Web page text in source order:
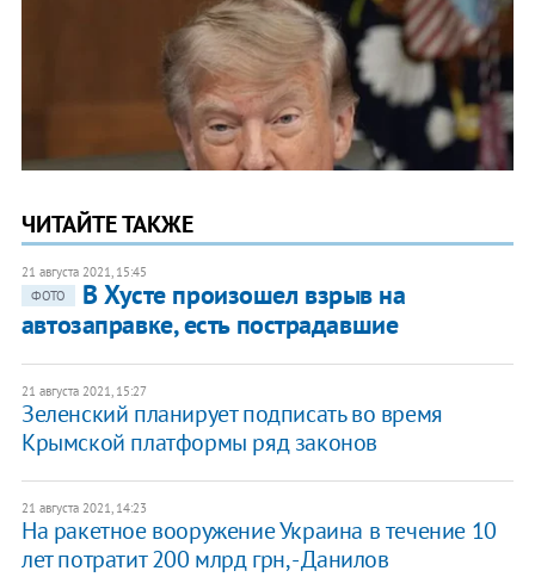
ЧИТАЙТЕ ТАКЖЕ
21 августа 2021, 15:45
ФОТО
В Хусте произошел взрыв на
автозаправке, есть пострадавшие
21 августа 2021, 15:27
Зеленский планирует подписать во время
Крымской платформы ряд законов
21 августа 2021, 14:23
На ракетное вооружение Украина в течение 10
лет потратит 200 млрд грн, - Данилов